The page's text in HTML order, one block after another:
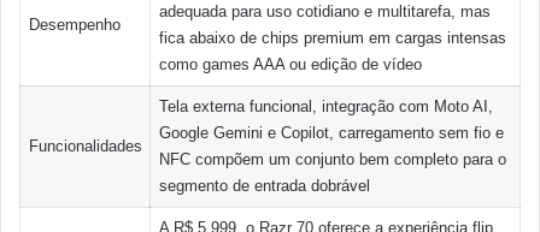
Desempenho
adequada para uso cotidiano e multitarefa, mas
fica abaixo de chips premium em cargas intensas
como games AAA ou edição de vídeo
Funcionalidades
Tela externa funcional, integração com Moto AI,
Google Gemini e Copilot, carregamento sem fio e
NFC compõem um conjunto bem completo para o
segmento de entrada dobrável
A R$ 5.999, o Razr 70 oferece a experiência flip